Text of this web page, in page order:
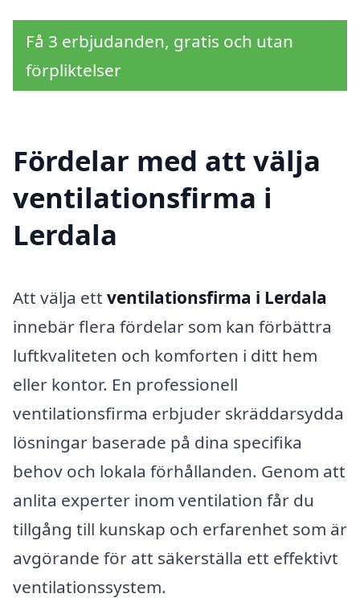
Få 3 erbjudanden, gratis och utan
förpliktelser
Fördelar med att välja
ventilationsfirma i
Lerdala
Att välja ett ventilationsfirma i Lerdala
innebär flera fördelar som kan förbättra
luftkvaliteten och komforten i ditt hem
eller kontor. En professionell
ventilationsfirma erbjuder skräddarsydda
lösningar baserade på dina specifika
behov och lokala förhållanden. Genom att
anlita experter inom ventilation får du
tillgång till kunskap och erfarenhet som är
avgörande för att säkerställa ett effektivt
ventilationssystem.